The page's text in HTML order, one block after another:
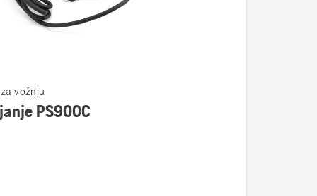
vožnju
PS900C